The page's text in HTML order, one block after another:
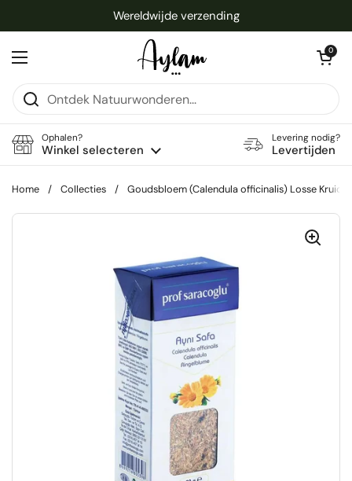
Wereldwijde verzending
Menu openen
Winkelwagentje
0
Ophalen?
Winkel selecteren
Levering nodig?
Levertijden
Home / Collecties / Goudsbloem (Calendula officinalis) Losse